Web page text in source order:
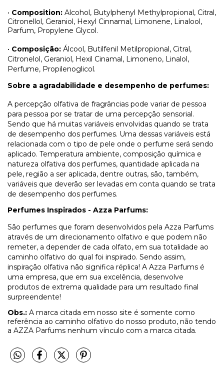
• Composition: Alcohol, Butylphenyl Methylpropional, Citral,
Citronellol, Geraniol, Hexyl Cinnamal, Limonene, Linalool,
Parfum, Propylene Glycol.
• Composição: Álcool, Butilfenil Metilpropional, Citral,
Citronelol, Geraniol, Hexil Cinamal, Limoneno, Linalol,
Perfume, Propilenoglicol.
Sobre a agradabilidade e desempenho de perfumes:
A percepção olfativa de fragrâncias pode variar de pessoa
para pessoa por se tratar de uma percepção sensorial.
Sendo que há muitas variáveis envolvidas quando se trata
de desempenho dos perfumes. Uma dessas variáveis está
relacionada com o tipo de pele onde o perfume será sendo
aplicado. Temperatura ambiente, composição química e
natureza olfativa dos perfumes, quantidade aplicada na
pele, região a ser aplicada, dentre outras, são, também,
variáveis que deverão ser levadas em conta quando se trata
de desempenho dos perfumes.
Perfumes Inspirados - Azza Parfums:
São perfumes que foram desenvolvidos pela Azza Parfums
através de um direcionamento olfativo e que podem não
remeter, a depender de cada olfato, em sua totalidade ao
caminho olfativo do qual foi inspirado. Sendo assim,
inspiração olfativa não significa réplica! A Azza Parfums é
uma empresa, que em sua excelência, desenvolve
produtos de extrema qualidade para um resultado final
surpreendente!
Obs.: A marca citada em nosso site é somente como
referência ao caminho olfativo do nosso produto, não tendo
a AZZA Parfums nenhum vínculo com a marca citada.